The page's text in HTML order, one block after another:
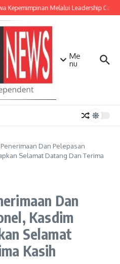
Kepemimpinan Melalui Leadership
Me
nu
Dan Pelepasan
Selamat Datang Dan Terima
Dan
Kasdim
Selamat
Kasih